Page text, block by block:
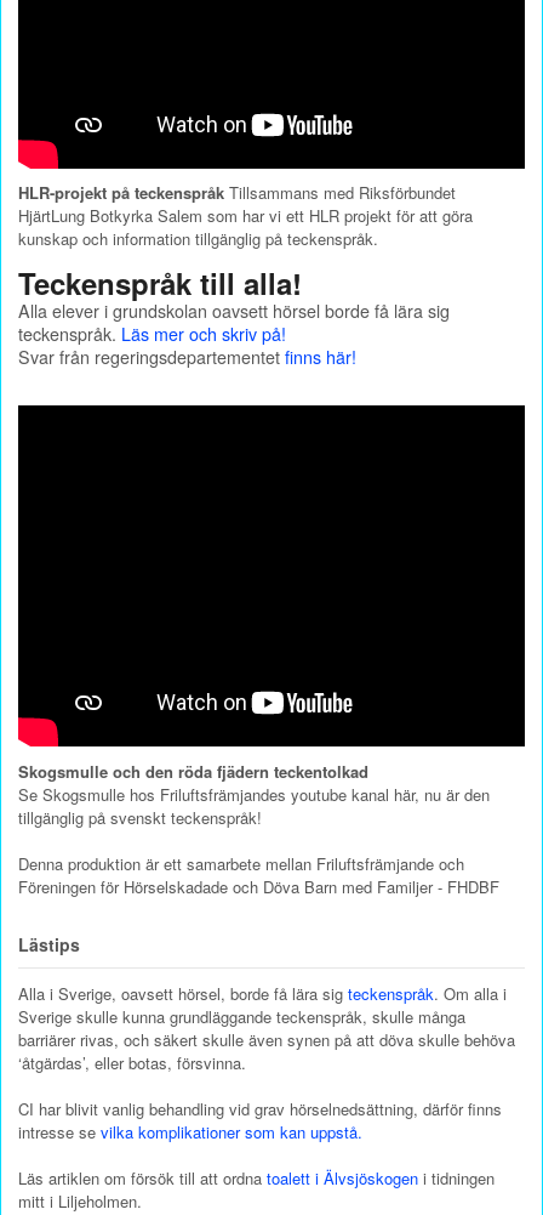
HLR-projekt på teckenspråk Tillsammans med Riksförbundet
HjärtLung Botkyrka Salem som har vi ett HLR projekt för att göra
kunskap och information tillgänglig på teckenspråk.
Teckenspråk till alla!
Alla elever i grundskolan oavsett hörsel borde få lära sig
teckenspråk. Läs mer och skriv på!
Svar från regeringsdepartementet finns här!
Skogsmulle och den röda fjädern teckentolkad
Se Skogsmulle hos Friluftsfrämjandes youtube kanal här, nu är den
tillgänglig på svenskt teckenspråk!
Denna produktion är ett samarbete mellan Friluftsfrämjande och
Föreningen för Hörselskadade och Döva Barn med Familjer - FHDBF
Lästips
Alla i Sverige, oavsett hörsel, borde få lära sig teckenspråk. Om alla i
Sverige skulle kunna grundläggande teckenspråk, skulle många
barriärer rivas, och säkert skulle även synen på att döva skulle behöva
‘åtgärdas’, eller botas, försvinna.
CI har blivit vanlig behandling vid grav hörselnedsättning, därför finns
intresse se vilka komplikationer som kan uppstå.
Läs artiklen om försök till att ordna toalett i Älvsjöskogen i tidningen
mitt i Liljeholmen.